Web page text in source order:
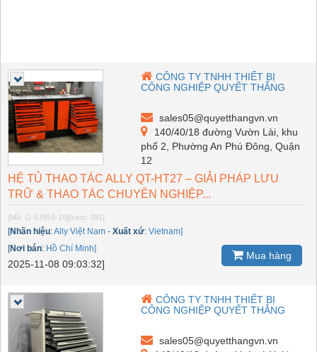
CÔNG TY TNHH THIẾT BỊ
CÔNG NGHIỆP QUYẾT THẮNG
sales05@quyetthangvn.vn
140/40/18 đường Vườn Lài, khu
phố 2, Phường An Phú Đông, Quận
12
HỆ TỦ THAO TÁC ALLY QT-HT27 – GIẢI PHÁP LƯU
TRỮ & THAO TÁC CHUYÊN NGHIỆP...
[Mã: G-67854-10][xem: 391]
[Nhãn hiệu:Ally Việt Nam - Xuất xứ: Vietnam]
[Nơi bán: Hồ Chí Minh]
2025-11-08 09:03:32]
Mua hàng
CÔNG TY TNHH THIẾT BỊ
CÔNG NGHIỆP QUYẾT THẮNG
sales05@quyetthangvn.vn